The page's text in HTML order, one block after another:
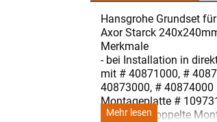
Hansgrohe Grundset
Axor Starck
Merkmale
- bei Installation in
mit # 40871000, #
40873000, # 40874000
Montageplatte #
- schallentkoppelte
Mehr lesen